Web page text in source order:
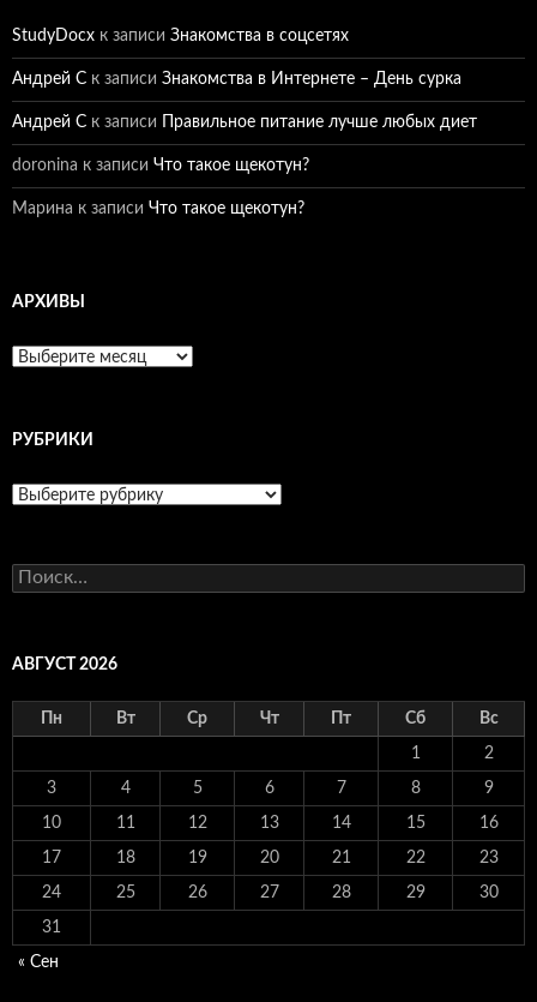
StudyDocx к записи Знакомства в соцсетях
Андрей С к записи Знакомства в Интернете – День сурка
Андрей С к записи Правильное питание лучше любых диет
doronina к записи Что такое щекотун?
Марина к записи Что такое щекотун?
АРХИВЫ
Архивы
РУБРИКИ
Рубрики
Найти:
АВГУСТ 2026
Пн Вт Ср Чт Пт Сб Вс
1 2
3 4 5 6 7 8 9
10 11 12 13 14 15 16
17 18 19 20 21 22 23
24 25 26 27 28 29 30
31
« Сен